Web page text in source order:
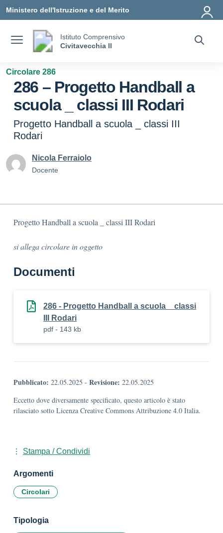
Ministero dell'Istruzione e del Merito
Istituto Comprensivo
Civitavecchia II
Circolare 286
286 – Progetto Handball a
scuola _ classi III Rodari
Progetto Handball a scuola _ classi III
Rodari
Nicola Ferraiolo
Docente
Progetto Handball a scuola _ classi III Rodari
si allega circolare in oggetto
Documenti
286 - Progetto Handball a scuola _ classi
III Rodari
pdf - 143 kb
Pubblicato: 22.05.2025 - Revisione: 22.05.2025
Eccetto dove diversamente specificato, questo articolo è stato
rilasciato sotto Licenza Creative Commons Attribuzione 4.0 Italia.
Stampa / Condividi
Argomenti
Circolari
Tipologia